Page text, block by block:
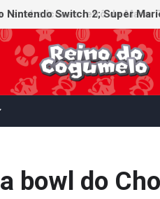
ícones retrô de Mario
bowl do